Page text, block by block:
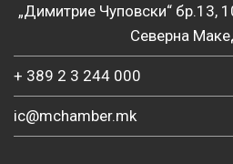
„Димитрие Чуповски“ бр.13,
Северна
+ 389 2 3 244 000
ic@mchamber.mk